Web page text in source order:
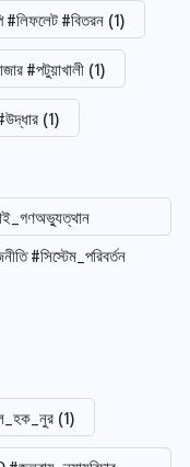
#লিফলেট #বিতরন (1)
#পটুয়াখালী (1)
(1)
#সিস্টেম_পরিবর্তন
(1)